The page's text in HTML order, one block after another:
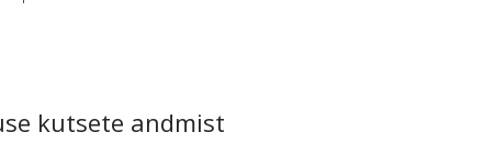
kutsete andmist